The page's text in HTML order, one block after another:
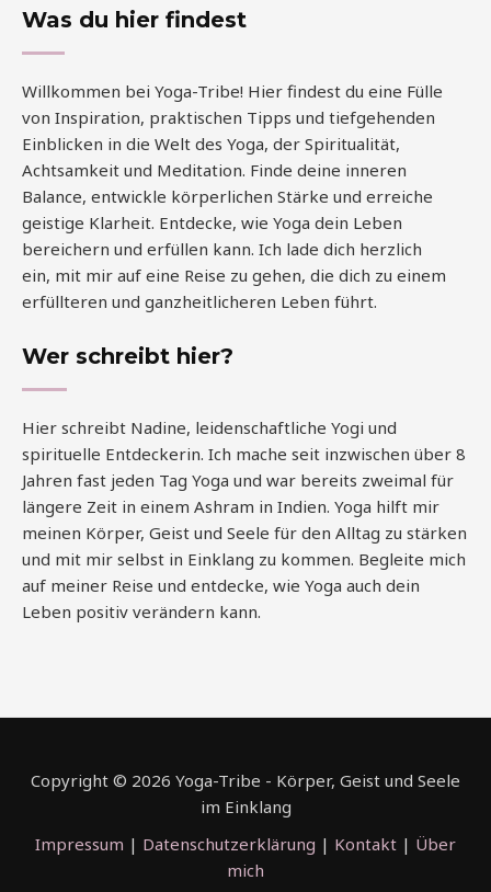
Was du hier findest
Willkommen bei Yoga-Tribe! Hier findest du eine Fülle
von Inspiration, praktischen Tipps und tiefgehenden
Einblicken in die Welt des Yoga, der Spiritualität,
Achtsamkeit und Meditation. Finde deine inneren
Balance, entwickle körperlichen Stärke und erreiche
geistige Klarheit. Entdecke, wie Yoga dein Leben
bereichern und erfüllen kann. Ich lade dich herzlich
ein, mit mir auf eine Reise zu gehen, die dich zu einem
erfüllteren und ganzheitlicheren Leben führt.
Wer schreibt hier?
Hier schreibt Nadine, leidenschaftliche Yogi und
spirituelle Entdeckerin. Ich mache seit inzwischen über 8
Jahren fast jeden Tag Yoga und war bereits zweimal für
längere Zeit in einem Ashram in Indien. Yoga hilft mir
meinen Körper, Geist und Seele für den Alltag zu stärken
und mit mir selbst in Einklang zu kommen. Begleite mich
auf meiner Reise und entdecke, wie Yoga auch dein
Leben positiv verändern kann.
Copyright © 2026 Yoga-Tribe - Körper, Geist und Seele
im Einklang
Impressum | Datenschutzerklärung | Kontakt | Über
mich